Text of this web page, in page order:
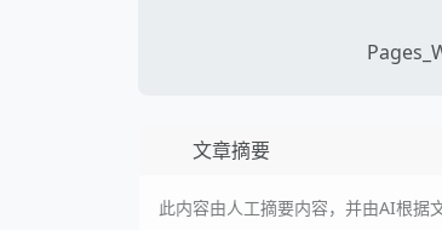
文章摘要
此内容由人工摘要内容，并由AI根据